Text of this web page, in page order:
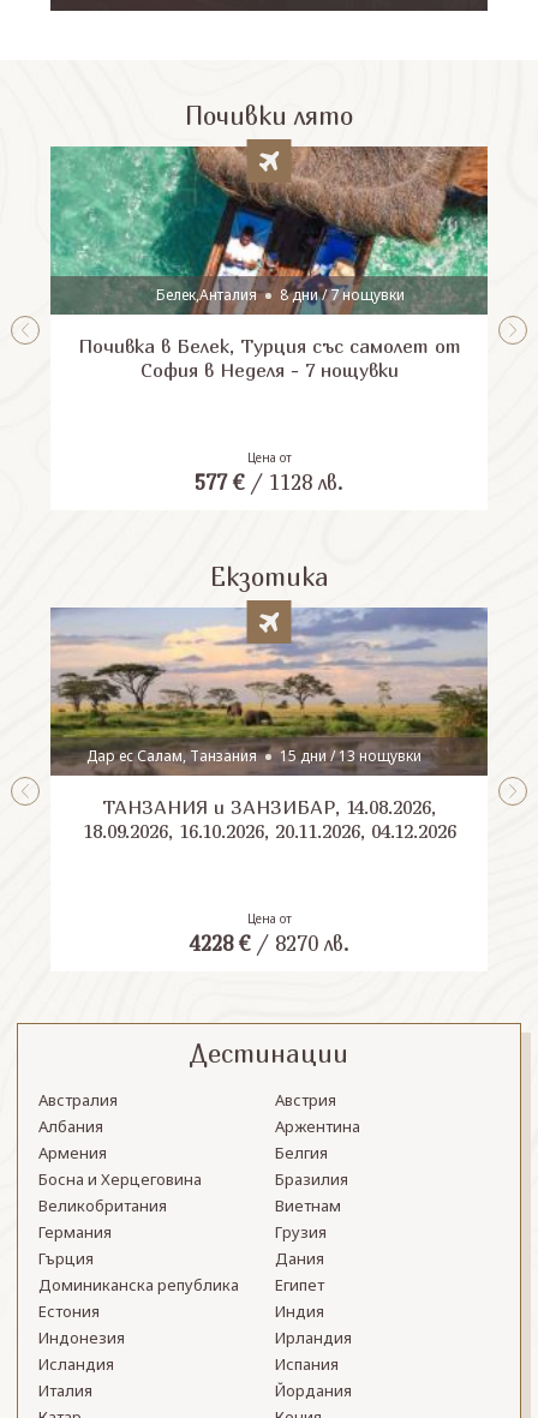
Почивки лято
Белек,Анталия 8 дни / 7 нощувки
Почивка в Белек, Турция със самолет от
София в Неделя - 7 нощувки
Цена от
577 €/ 1128 лв.
Екзотика
Дар ес Салам, Танзания 15 дни / 13 нощувки
ТАНЗАНИЯ и ЗАНЗИБАР, 14.08.2026,
18.09.2026, 16.10.2026, 20.11.2026, 04.12.2026
Цена от
4228 €/ 8270 лв.
Дестинации
Австралия
Австрия
Албания
Аржентина
Армения
Белгия
Босна и Херцеговина
Бразилия
Великобритания
Виетнам
Германия
Грузия
Гърция
Дания
Доминиканска република
Египет
Естония
Индия
Индонезия
Ирландия
Исландия
Испания
Италия
Йордания